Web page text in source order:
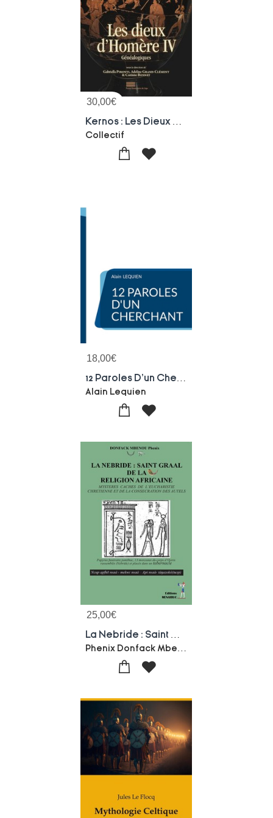
30,00€
Collectif
18,00€
Alain Lequien
25,00€